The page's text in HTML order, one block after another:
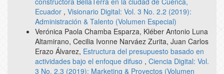
Ecuador , Visionario Digital: Vol. 3 No. 2.2 (2019):
Administración & Talento (Volumen Especial)
Verónica Paola Chamba Esparza, Kléber Antonio Luna
Altamirano, Cecilia Ivonne Narváez Zurita, Juan Carlos
Erazo Álvarez, Estructura del presupuesto basado en
actividades bajo el enfoque difuso , Ciencia Digital: Vol.
3 No. 2.3 (2019): Marketing & Proyectos (Volumen